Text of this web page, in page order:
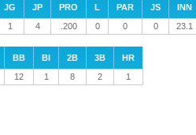
JG JP PRO L PAR JS INN
1 4 .200 0 0 0 23.1
BB BI 2B 3B
HR
12 1 8 2 1